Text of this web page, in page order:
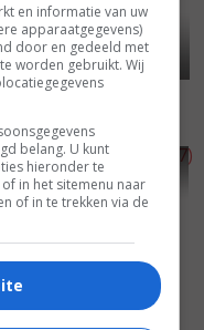
5,1
That Camel
en informatie van uw
apparaatgegevens)
door en gedeeld met
worden gebruikt. Wij
belang. U kunt
hieronder te
in het sitemenu naar
of in te trekken via de